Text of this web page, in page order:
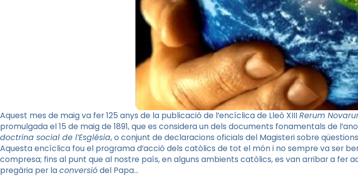
Aquest mes de maig va fer 125 anys de la publicació de l’encíclica de Lleó XIIIRerum
promulgada el 15 de maig de 1891, que es considera un dels documents fonamentals de
doctrina social de l’Església, o conjunt de declaracions oficials del Magisteri sobre
Aquesta encíclica fou el programa d’acció dels catòlics de tot el món i no sempre va ser
compresa; fins al punt que al nostre país, en alguns ambients catòlics, es van arribar a fer
pregària per laconversiódel Papa…